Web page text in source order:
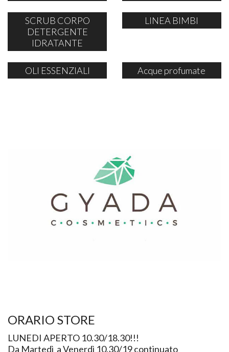
SCRUB CORPO
DETERGENTE
IDRATANTE
LINEA BIMBI
OLI ESSENZIALI Acque profumate
ORARIO STORE
LUNEDI APERTO 10.30/18.30!!!
Da Martedì a Venerdì 10.30/19 continuato